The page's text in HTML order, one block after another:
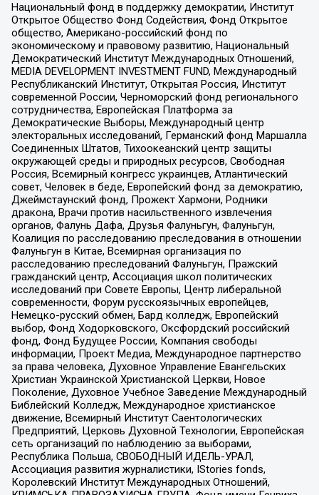
Национальный фонд в поддержку демократии, Институт
Открытое Общество Фонд Содействия, Фонд Открытое
общество, Американо-российский фонд по
экономическому и правовому развитию, Национальный
Демократический Институт Международных Отношений,
MEDIA DEVELOPMENT INVESTMENT FUND, Международный
Республиканский Институт, Открытая Россия, Институт
современной России, Черноморский фонд регионального
сотрудничества, Европейская Платформа за
Демократические Выборы, Международный центр
электоральных исследований, Германский фонд Маршалла
Соединенных Штатов, Тихоокеанский центр защиты
окружающей среды и природных ресурсов, Свободная
Россия, Всемирный конгресс украинцев, Атлантический
совет, Человек в беде, Европейский фонд за демократию,
Джеймстаунский фонд, Прожект Хармони, Родники
дракона, Врачи против насильственного извлечения
органов, Фалунь Дафа, Друзья Фалуньгун, Фалуньгун,
Коалиция по расследованию преследования в отношении
Фалуньгун в Китае, Всемирная организация по
расследованию преследований Фалуньгун, Пражский
гражданский центр, Ассоциация школ политических
исследований при Совете Европы, Центр либеральной
современности, Форум русскоязычных европейцев,
Немецко-русский обмен, Бард колледж, Европейский
выбор, Фонд Ходорковского, Оксфордский российский
фонд, Фонд Будущее России, Компания свободы
информации, Проект Медиа, Международное партнерство
за права человека, Духовное Управление Евангельских
Христиан Украинской Христианской Церкви, Новое
Поколение, Духовное Учебное Заведение Международный
Библейский Колледж, Международное христианское
движение, Всемирный Институт Саентологических
Предприятий, Церковь Духовной Технологии, Европейская
сеть организаций по наблюдению за выборами,
Республика Польша, СВОБОДНЫЙ ИДЕЛЬ-УРАЛ,
Ассоциация развития журналистики, IStories fonds,
Королевский Институт Международных Отношений,